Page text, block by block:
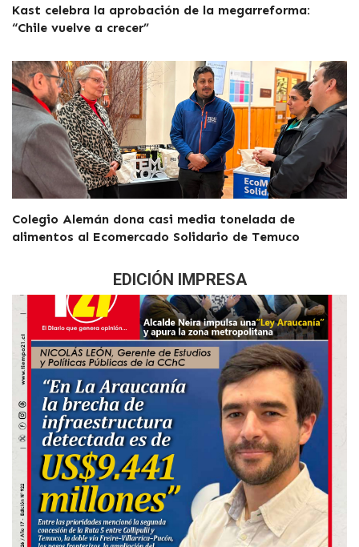
Kast celebra la aprobación de la megarreforma:
“Chile vuelve a crecer”
Colegio Alemán dona casi media tonelada de
alimentos al Ecomercado Solidario de Temuco
EDICIÓN IMPRESA